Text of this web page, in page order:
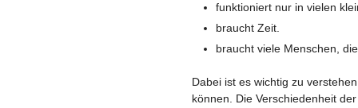
funktioniert nur in vielen
braucht Zeit.
braucht viele Menschen,
Dabei ist es wichtig zu
können. Die Verschiedenheit